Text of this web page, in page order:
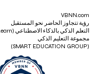
VBNN.com
رؤية تتجاوز الحاضر نحو المستقبل
التعلم الذكي بالذكاء الاصطناعي (AI SmartLearn)
مجموعة التعليم الذكي
(SMART EDUCATION GROUP)